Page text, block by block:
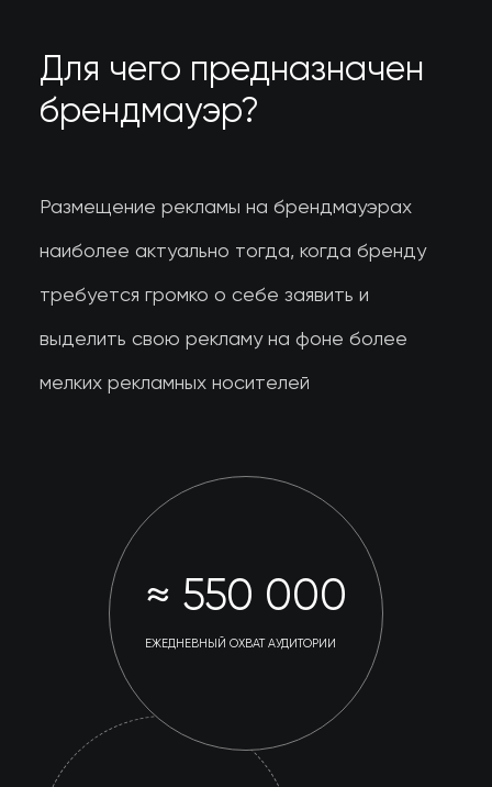
Для чего предназначен
брендмауэр?
Размещение рекламы на брендмауэрах
наиболее актуально тогда, когда бренду
требуется громко о себе заявить и
выделить свою рекламу на фоне более
мелких рекламных носителей
≈ 550 000
ЕЖЕДНЕВНЫЙ ОХВАТ АУДИТОРИИ